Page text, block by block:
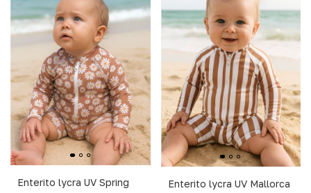
Enterito lycra UV Spring Enterito lycra UV Mallorca